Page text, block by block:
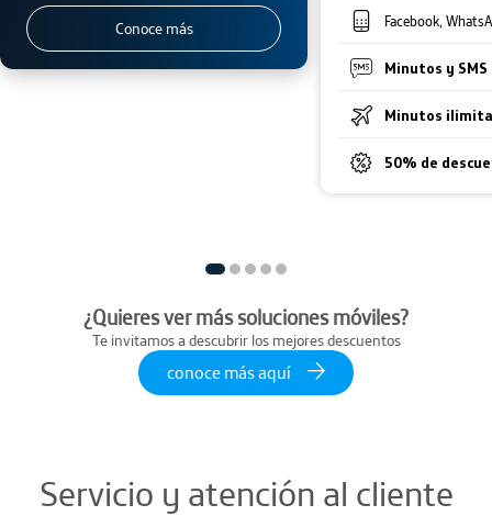
Conoce más Facebook,
Minutos y
Minutos
50% de
¿Quieres ver más soluciones móviles?
Te invitamos a descubrir los mejores descuentos
conoce más aquí
Servicio y atención al cliente